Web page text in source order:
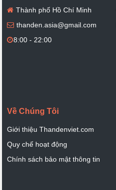
Thành phố Hồ Chí Minh
thanden.asia@gmail.com
8:00 - 22:00
Về Chúng Tôi
Giới thiệu Thandenviet.com
Quy chế hoạt động
Chính sách bảo mật thông tin